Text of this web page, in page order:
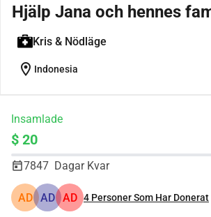
Hjälp Jana och hennes
Kris & Nödläge
location_on Indonesia
Insamlade
$ 20
7847 Dagar Kvar
AD AD AD 4 Personer Som Har Donerat